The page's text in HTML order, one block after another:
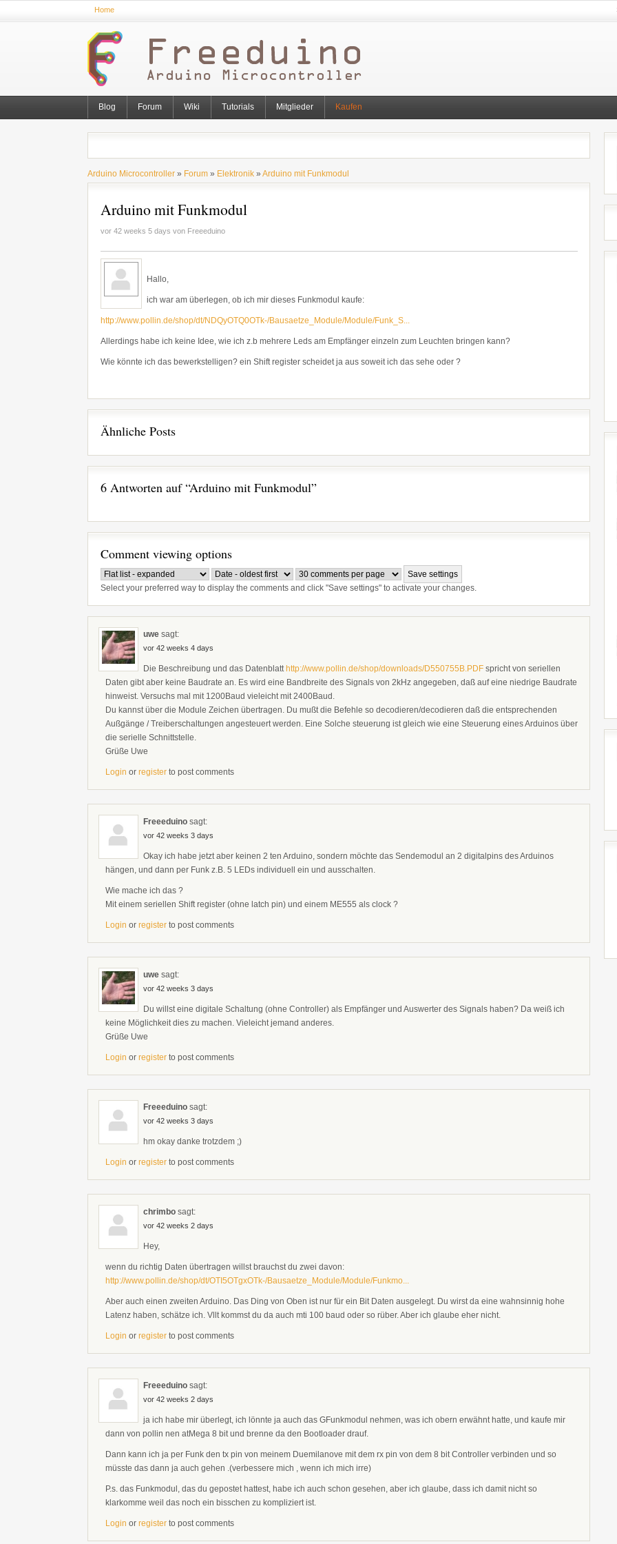
Home
Blog Forum Wiki Tutorials Mitglieder Kaufen
Arduino Microcontroller » Forum » Elektronik » Arduino mit Funkmodul
Arduino mit Funkmodul
vor 42 weeks 5 days von Freeeduino
Hallo,
ich war am überlegen, ob ich mir dieses Funkmodul kaufe:
http://www.pollin.de/shop/dt/NDQyOTQ0OTk-/Bausaetze_Module/Module/Funk_S...
Allerdings habe ich keine Idee, wie ich z.b mehrere Leds am Empfänger einzeln zum Leuchten bringen kann?
Wie könnte ich das bewerkstelligen? ein Shift register scheidet ja aus soweit ich das sehe oder ?
Ähnliche Posts
6 Antworten auf “Arduino mit Funkmodul”
Comment viewing options
Select your preferred way to display the comments and click "Save settings" to activate your changes.
uwe sagt:
vor 42 weeks 4 days
Die Beschreibung und das Datenblatt http://www.pollin.de/shop/downloads/D550755B.PDF spricht von seriellen
Daten gibt aber keine Baudrate an. Es wird eine Bandbreite des Signals von 2kHz angegeben, daß auf eine niedrige Baudrate
hinweist. Versuchs mal mit 1200Baud vieleicht mit 2400Baud.
Du kannst über die Module Zeichen übertragen. Du mußt die Befehle so decodieren/decodieren daß die entsprechenden
Außgänge / Treiberschaltungen angesteuert werden. Eine Solche steuerung ist gleich wie eine Steuerung eines Arduinos über
die serielle Schnittstelle.
Grüße Uwe
Login or register to post comments
Freeeduino sagt:
vor 42 weeks 3 days
Okay ich habe jetzt aber keinen 2 ten Arduino, sondern möchte das Sendemodul an 2 digitalpins des Arduinos
hängen, und dann per Funk z.B. 5 LEDs individuell ein und ausschalten.
Wie mache ich das ?
Mit einem seriellen Shift register (ohne latch pin) und einem ME555 als clock ?
Login or register to post comments
uwe sagt:
vor 42 weeks 3 days
Du willst eine digitale Schaltung (ohne Controller) als Empfänger und Auswerter des Signals haben? Da weiß ich
keine Möglichkeit dies zu machen. Vieleicht jemand anderes.
Grüße Uwe
Login or register to post comments
Freeeduino sagt:
vor 42 weeks 3 days
hm okay danke trotzdem ;)
Login or register to post comments
chrimbo sagt:
vor 42 weeks 2 days
Hey,
wenn du richtig Daten übertragen willst brauchst du zwei davon:
http://www.pollin.de/shop/dt/OTI5OTgxOTk-/Bausaetze_Module/Module/Funkmo...
Aber auch einen zweiten Arduino. Das Ding von Oben ist nur für ein Bit Daten ausgelegt. Du wirst da eine wahnsinnig hohe
Latenz haben, schätze ich. Vllt kommst du da auch mti 100 baud oder so rüber. Aber ich glaube eher nicht.
Login or register to post comments
Freeeduino sagt:
vor 42 weeks 2 days
ja ich habe mir überlegt, ich lönnte ja auch das GFunkmodul nehmen, was ich obern erwähnt hatte, und kaufe mir
dann von pollin nen atMega 8 bit und brenne da den Bootloader drauf.
Dann kann ich ja per Funk den tx pin von meinem Duemilanove mit dem rx pin von dem 8 bit Controller verbinden und so
müsste das dann ja auch gehen .(verbessere mich , wenn ich mich irre)
P.s. das Funkmodul, das du gepostet hattest, habe ich auch schon gesehen, aber ich glaube, dass ich damit nicht so
klarkomme weil das noch ein bisschen zu kompliziert ist.
Login or register to post comments